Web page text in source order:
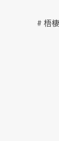
# 梧